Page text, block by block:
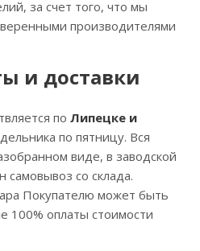
за счет того, что мы
производителями
и доставки
по Липецке и
по пятницу. Вся
виде, в заводской
самовывоз со склада.
Покупателю может быть
100% оплаты стоимости